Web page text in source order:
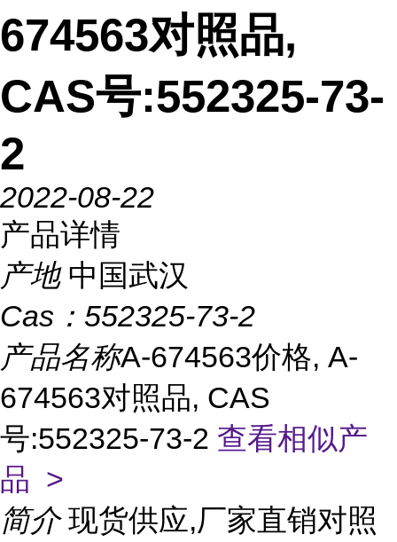
674563对照品,
CAS号:552325-73-
2
2022-08-22
产品详情
产地 中国武汉
Cas： 552325-73-2
产品名称A-674563价格, A-
674563对照品, CAS
号:552325-73-2 查看相似产
品 >
简介 现货供应,厂家直销对照